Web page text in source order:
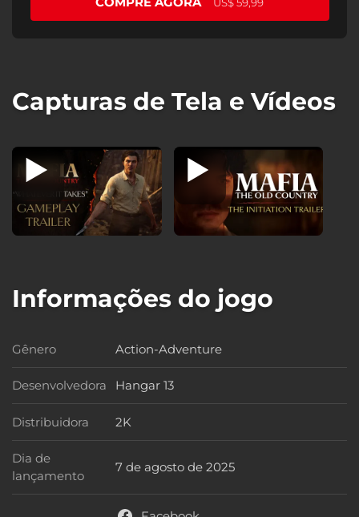
Capturas de Tela e Vídeos
Informações do jogo
Gênero Gênero
Action-Adventure
Desenvolvedora Desenvolvedora
Hangar 13
Distribuidora Distribuidora
2K
Dia de
lançamento
Dia de lançamento
7 de agosto de 2025